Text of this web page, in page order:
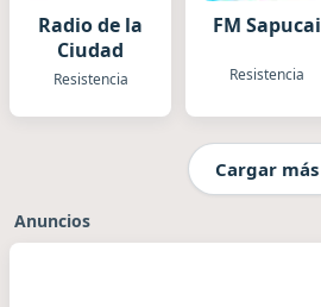
Radio de la
Ciudad
Resistencia
FM Sapucai
Resistencia
Cargar más
Anuncios